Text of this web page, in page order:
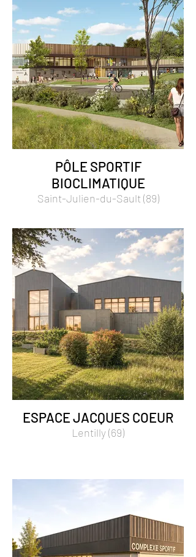
PÔLE SPORTIF
BIOCLIMATIQUE
Saint-Julien-du-Sault (89)
ESPACE JACQUES COEUR
Lentilly (69)